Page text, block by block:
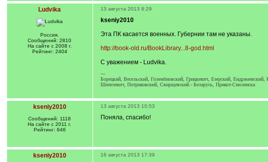
Ludvika
Россия.
Сообщений: 2810
На сайте с 2008 г.
Рейтинг: 2404
13 августа 2013 8:29
kseniy2010
Эта ПК касается военных. Губернии там не указаны.
http://book-old.ru/BookLibrary...8-god.html
С уважением - Ludvika.
---
Борецкий, Весельский, Голембиовский, Грицкевич, Езерский,
Шепелевич, Потриковский, Свирщевский - Беларусь, Прикот-Смоленска
kseniy2010
Сообщений: 1118
На сайте с 2011 г.
Рейтинг: 646
13 августа 2013 10:53
Поняла, спасибо!
kseniy2010 16 августа 2013 17:39